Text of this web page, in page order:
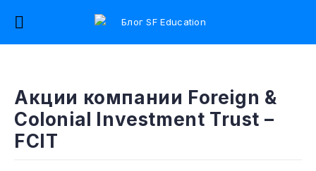
Акции компании Foreign &
Colonial Investment Trust –
FCIT